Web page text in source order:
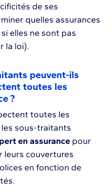
de ses
quelles assurances
elles ne sont pas
la loi).
peuvent-ils
toutes les
?
toutes les
les sous-traitants
en assurance pour
leurs couvertures
en fonction de